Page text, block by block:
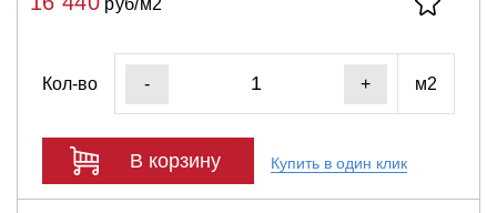
руб/м2
Кол-во - + м2
В корзину Купить в один клик